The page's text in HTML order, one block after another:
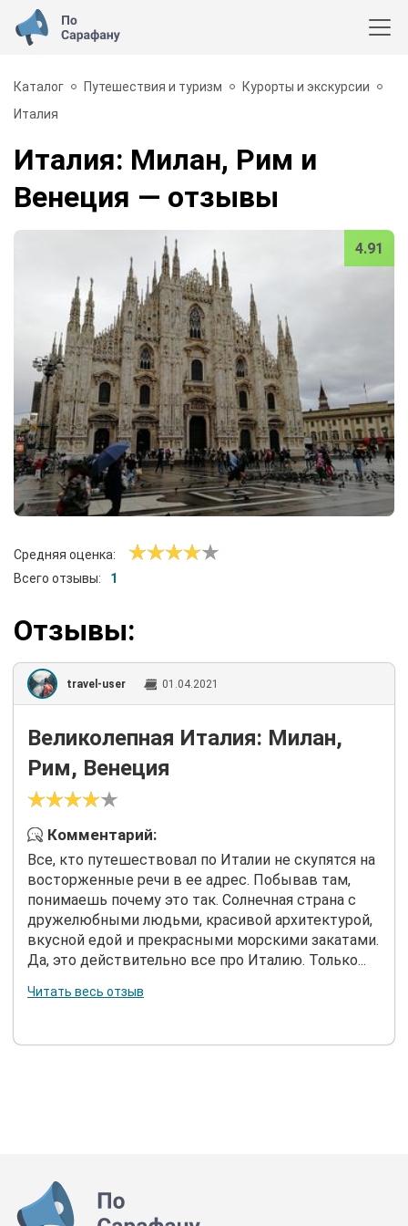
Каталог Путешествия и туризм
Курорты и экскурсии
Италия
Италия: Милан, Рим и
Венеция — отзывы
4.91
Средняя оценка:
Всего отзывы:
1
Отзывы:
travel-user 01.04.2021
Великолепная Италия: Милан,
Рим, Венеция
Комментарий:
Все, кто путешествовал по Италии не скупятся на
восторженные речи в ее адрес. Побывав там,
понимаешь почему это так. Солнечная страна с
дружелюбными людьми, красивой архитектурой,
вкусной едой и прекрасными морскими закатами.
Да, это действительно все про Италию. Только...
Читать весь отзыв